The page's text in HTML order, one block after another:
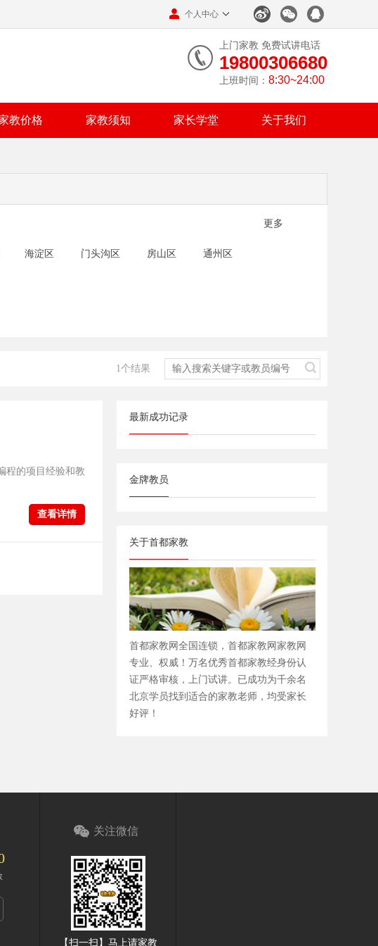
个人中心
上门家教 免费试讲电话
19800306680
上班时间： 8:30~24:00
教价格 家教须知 家长学堂 关于我们
更多
海淀区 门头沟区 房山区 通州区
1个结果
程的项目经验和教
查看详情
最新成功记录
金牌教员
关于首都家教
首都家教网全国连锁，首都家教网家教网
专业、权威！万名优秀首都家教经身份认
证严格审核，上门试讲。已成功为千余名
北京学员找到适合的家教老师，均受家长
好评！
关注微信
【扫一扫】马上请家教